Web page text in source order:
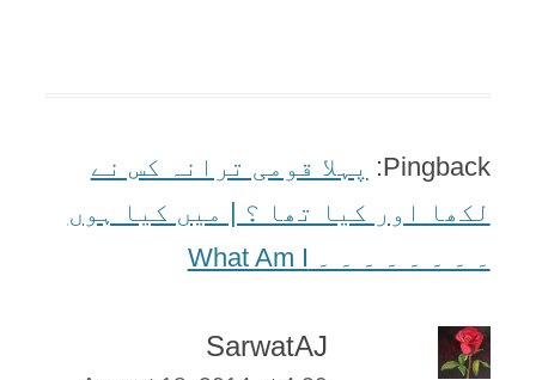
Pingback:
پہلا قومی ترانہ کس نے
لکھا اور کیا تھا ؟ | میں کیا ہوں
۔ ۔ ۔ ۔ ۔ ۔ ۔ ۔ What Am I
SarwatAJ